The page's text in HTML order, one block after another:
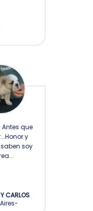
Antes que
y
soy
CARLOS
CRIADER